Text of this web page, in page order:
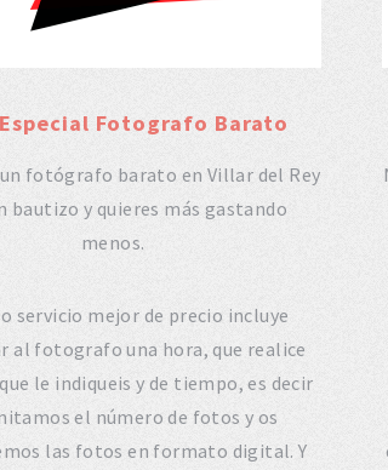
Fotografo Barato
fotógrafo barato en Villar del Rey
bautizo y quieres más gastando
menos.
servicio mejor de precio incluye
al fotografo una hora, que realice
le indiqueis y de tiempo, es decir
el número de fotos y os
las fotos en formato digital. Y